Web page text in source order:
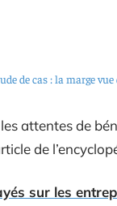
de cas : la marge
attentes de
de
sur les